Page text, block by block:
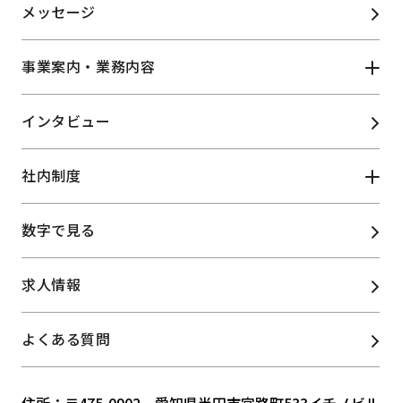
メッセージ
事業案内・業務内容
ふくしサービス事業
大学運営支援業務
・Web制作事業
インタビュー
社内制度
福利厚生
数字で見る
求人情報
よくある質問